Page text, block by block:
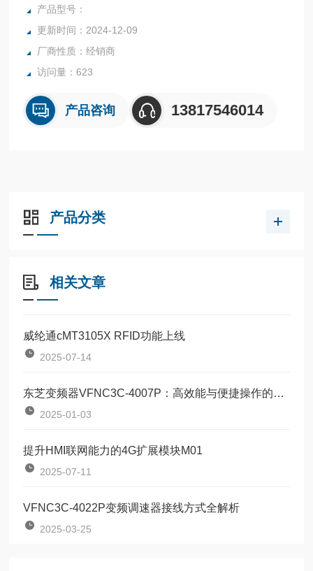
产品型号：
更新时间：2024-12-09
厂商性质：经销商
访问量：623
产品咨询 13817546014
产品分类
相关文章
威纶通cMT3105X RFID功能上线
2025-07-14
东芝变频器VFNC3C-4007P：高效能与便捷操作的结合
2025-01-03
提升HMI联网能力的4G扩展模块M01
2025-07-11
VFNC3C-4022P变频调速器接线方式全解析
2025-03-25